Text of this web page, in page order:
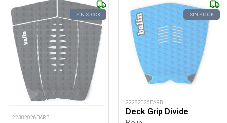
SIN STOCK
22382026BARB
SIN STOCK
22282026BARB
Deck Grip Divide